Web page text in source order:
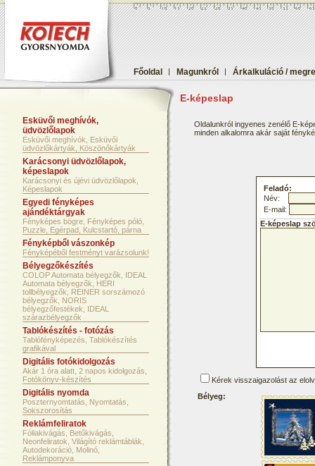
Főoldal | Magunkról | Árkalkuláció /
E-képeslap
Esküvői meghívók,
üdvözlőlapok
Esküvői meghívók, Esküvői
üdvözlőkártyák, Köszönőkártyák
Karácsonyi üdvözlőlapok,
képeslapok
Karácsonyi és újévi üdvözlőlapok,
Képeslapok
Egyedi fényképes
ajándéktárgyak
Fényképes bögre, Fényképes póló,
Puzzle, Egérpad, Kulcstartó, párna
Fényképből vászonkép
Fényképéből festményt varázsolunk!
Bélyegzőkészítés
COLOP Automata bélyegzők, IDEAL
Automata bélyegzők, HERI
tollbélyegzők, REINER sorszámozó
bélyegzők, NORIS
bélyegzőfestékek, IDEAL
szárazbélyegzők
Tablókészítés - fotózás
Tablófényképezés, Tablókészítés
grafikával
Digitális fotókidolgozás
Akár 1 óra alatt, 2 napos kidolgozás,
Fotókönyv-készítés
Digitális nyomda
Poszternyomtatás, Nyomtatás,
Sokszorosítás
Reklámfeliratok
Fóliakivágás, Betűkivágás,
Neonfeliratok, Világító reklámtáblák,
Autodekoráció, Molinó,
Reklámponyva
Oldalunkról ingyenes zenélő E-
minden alkalomra akár saját
Feladó:
Név:
E-mail:
E-képeslap
Kérek visszaigazolást az
Bélyeg: